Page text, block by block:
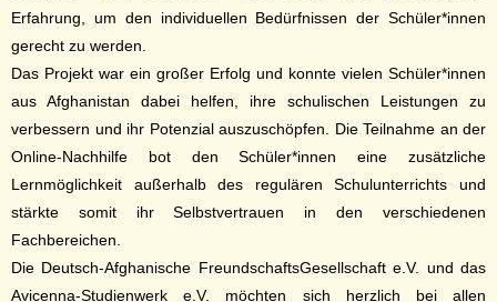
Erfahrung, um den individuellen Bedürfnissen der Schüler*innen
gerecht zu werden.
Das Projekt war ein großer Erfolg und konnte vielen Schüler*innen
aus Afghanistan dabei helfen, ihre schulischen Leistungen zu
verbessern und ihr Potenzial auszuschöpfen. Die Teilnahme an der
Online-Nachhilfe bot den Schüler*innen eine zusätzliche
Lernmöglichkeit außerhalb des regulären Schulunterrichts und
stärkte somit ihr Selbstvertrauen in den verschiedenen
Fachbereichen.
Die Deutsch-Afghanische FreundschaftsGesellschaft e.V. und das
Avicenna-Studienwerk e.V. möchten sich herzlich bei allen